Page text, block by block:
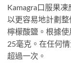
Kamagra口服果
以更容易地計劃
檸檬酸鹽。根據
25毫克。在任何
超過一次。